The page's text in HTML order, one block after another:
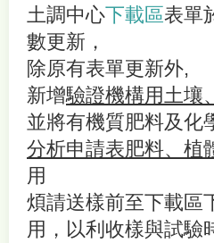
土調中心下載區表單
數更新，
除原有表單更新外,
新增驗證機構用土壤
並將有機質肥料及化
分析申請表肥料、植
用
煩請送樣前至下載區
用，以利收樣與試驗